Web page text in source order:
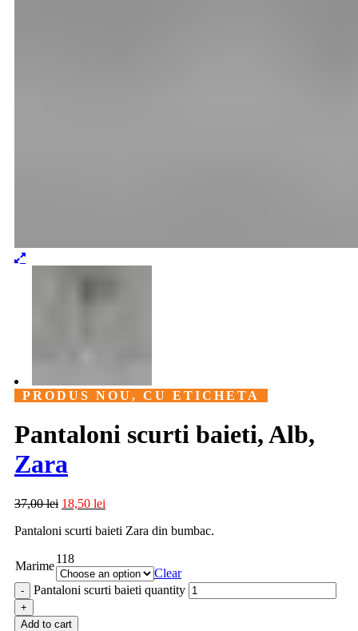
PRODUS NOU, CU ETICHETA
Pantaloni scurti baieti, Alb,
Zara
37,00lei 18,50 lei
Pantaloni scurti baieti Zara din bumbac.
Marime
118
Clear
Pantaloni scurti baieti quantity
Add to cart